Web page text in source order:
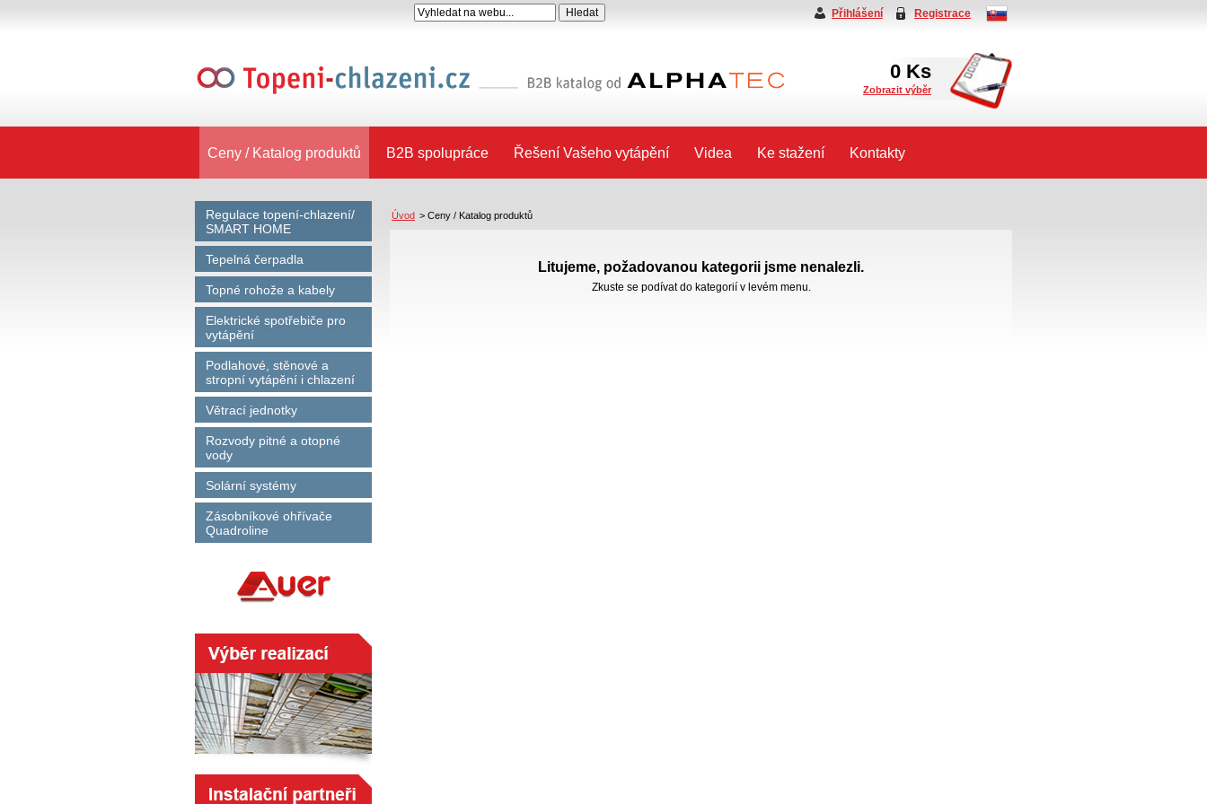
Přihlášení Registrace
0 Ks
Zobrazit výběr
Ceny / Katalog produktů B2B spolupráce Řešení Vašeho vytápění Videa Ke stažení Kontakty
Regulace topení-chlazení/
SMART HOME
Tepelná čerpadla
Topné rohože a kabely
Elektrické spotřebiče pro
vytápění
Podlahové, stěnové a
stropní vytápění i chlazení
Větrací jednotky
Rozvody pitné a otopné
vody
Solární systémy
Zásobníkové ohřívače
Quadroline
Úvod > Ceny / Katalog produktů
Litujeme, požadovanou kategorii jsme nenalezli.
Zkuste se podívat do kategorií v levém menu.